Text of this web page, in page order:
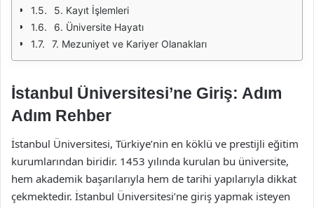
5. Kayıt İşlemleri
6. Üniversite Hayatı
7. Mezuniyet ve Kariyer Olanakları
İstanbul Üniversitesi’ne Giriş: Adım
Adım Rehber
İstanbul Üniversitesi, Türkiye’nin en köklü ve prestijli eğitim
kurumlarından biridir. 1453 yılında kurulan bu üniversite,
hem akademik başarılarıyla hem de tarihi yapılarıyla dikkat
çekmektedir. İstanbul Üniversitesi’ne giriş yapmak isteyen